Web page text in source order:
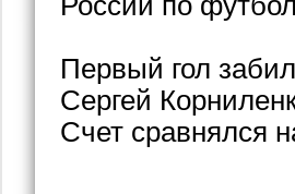
Первый гол
Сергей
Счет сравнялся